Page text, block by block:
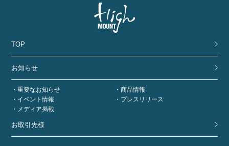
TOP
お知らせ
重要なお知らせ
商品情報
イベント情報
プレスリリース
メディア掲載
お取引先様